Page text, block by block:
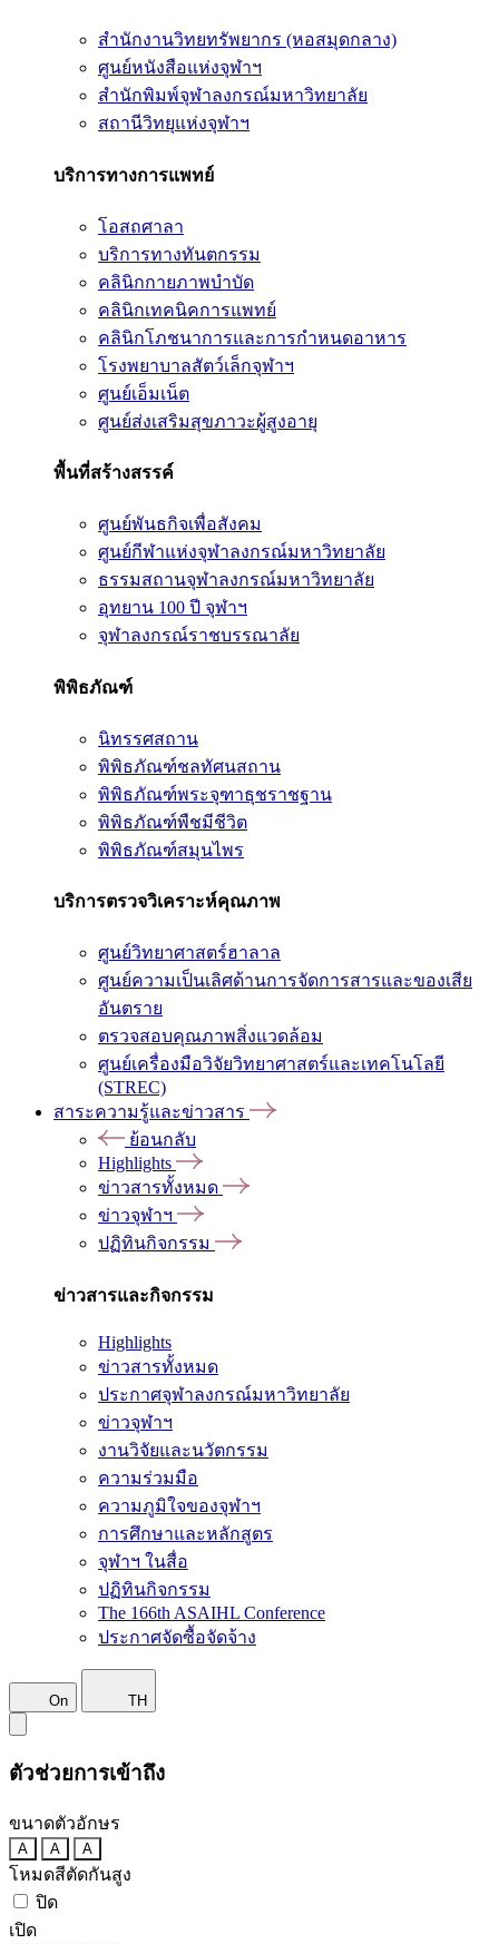
สำนักงานวิทยทรัพยากร (หอสมุดกลาง)
ศูนย์หนังสือแห่งจุฬาฯ
สำนักพิมพ์จุฬาลงกรณ์มหาวิทยาลัย
สถานีวิทยุแห่งจุฬาฯ
บริการทางการแพทย์
โอสถศาลา
บริการทางทันตกรรม
คลินิกกายภาพบำบัด
คลินิกเทคนิคการแพทย์
คลินิกโภชนาการและการกำหนดอาหาร
โรงพยาบาลสัตว์เล็กจุฬาฯ
ศูนย์เอ็มเน็ต
ศูนย์ส่งเสริมสุขภาวะผู้สูงอายุ
พื้นที่สร้างสรรค์
ศูนย์พันธกิจเพื่อสังคม
ศูนย์กีฬาแห่งจุฬาลงกรณ์มหาวิทยาลัย
ธรรมสถานจุฬาลงกรณ์มหาวิทยาลัย
อุทยาน 100 ปี จุฬาฯ
จุฬาลงกรณ์ราชบรรณาลัย
พิพิธภัณฑ์
นิทรรศสถาน
พิพิธภัณฑ์ชลทัศนสถาน
พิพิธภัณฑ์พระจุฑาธุชราชฐาน
พิพิธภัณฑ์พืชมีชีวิต
พิพิธภัณฑ์สมุนไพร
บริการตรวจวิเคราะห์คุณภาพ
ศูนย์วิทยาศาสตร์ฮาลาล
ศูนย์ความเป็นเลิศด้านการจัดการสารและของเสีย
อันตราย
ตรวจสอบคุณภาพสิ่งแวดล้อม
ศูนย์เครื่องมือวิจัยวิทยาศาสตร์และเทคโนโลยี
(STREC)
สาระความรู้และข่าวสาร
ย้อนกลับ
Highlights
ข่าวสารทั้งหมด
ข่าวจุฬาฯ
ปฏิทินกิจกรรม
ข่าวสารและกิจกรรม
Highlights
ข่าวสารทั้งหมด
ประกาศจุฬาลงกรณ์มหาวิทยาลัย
ข่าวจุฬาฯ
งานวิจัยและนวัตกรรม
ความร่วมมือ
ความภูมิใจของจุฬาฯ
การศึกษาและหลักสูตร
จุฬาฯ ในสื่อ
ปฏิทินกิจกรรม
The 166th ASAIHL Conference
ประกาศจัดซื้อจัดจ้าง
On TH
ตัวช่วยการเข้าถึง
ขนาดตัวอักษร
A A A
โหมดสีตัดกันสูง
ปิด
เปิด